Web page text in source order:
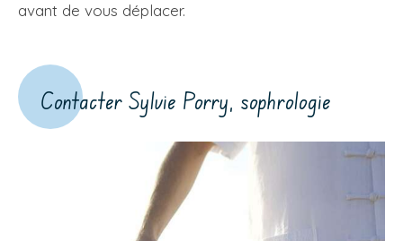
avant de vous déplacer.
Contacter Sylvie Porry, sophrologie